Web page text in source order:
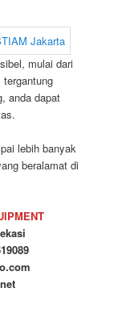
mulai dari
tergantung
anda dapat
lebih banyak
beralamat di